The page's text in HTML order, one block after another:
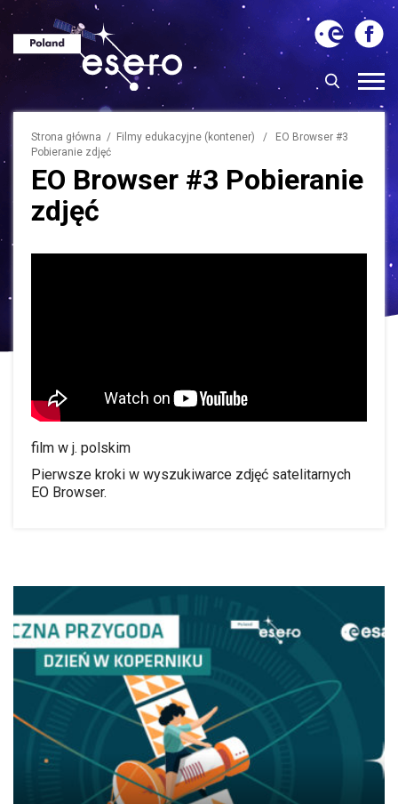
Strona główna / Filmy edukacyjne (kontener) / EO Browser #3
Pobieranie zdjęć
EO Browser #3 Pobieranie
zdjęć
film w j. polskim
Pierwsze kroki w wyszukiwarce zdjęć satelitarnych
EO Browser.